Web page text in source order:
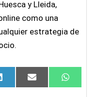
y Lleida,
como una
estrategia de
Compartir
en
LinkedIn Compartir
en
Email
en